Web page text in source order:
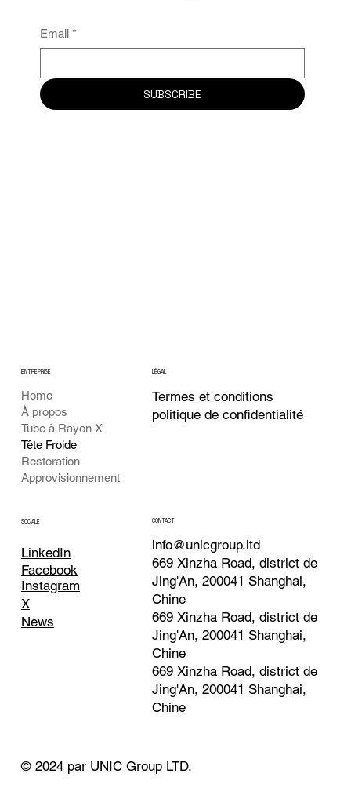
Email *
SUBSCRIBE
Home
À propos
Tube à Rayon X
Tête Froide
Restoration
Approvisionnement
ENTREPRISE LÉGAL
Termes et conditions
politique de confidentialité
SOCIALE
LinkedIn
Facebook
Instagram
X
News
CONTACT
669 Xinzha Road, district de
Jing'An, 200041 Shanghai,
Chine
info@unicgroup.ltd
669 Xinzha Road, district de
Jing'An, 200041 Shanghai,
Chine
669 Xinzha Road, district de
Jing'An, 200041 Shanghai,
Chine
© 2024 par UNIC Group LTD.